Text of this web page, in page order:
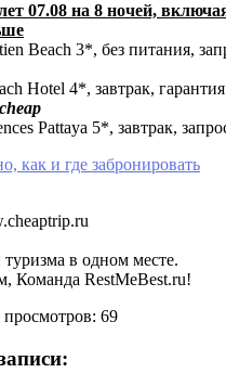
07.08 на 8 ночей,
Beach 3*, без питания,
Hotel 4*, завтрак, гарантия
Pattaya 5*, завтрак,
как и где забронировать
в одном месте.
Команда RestMeBest.ru!
69